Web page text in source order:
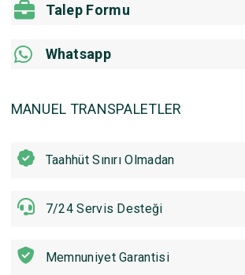
Talep Formu
Whatsapp
MANUEL TRANSPALETLER
Taahhüt Sınırı Olmadan
7/24 Servis Desteği
Memnuniyet Garantisi